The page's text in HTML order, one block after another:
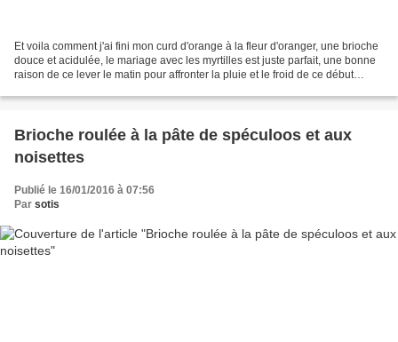
Et voila comment j'ai fini mon curd d'orange à la fleur d'oranger, une brioche
douce et acidulée, le mariage avec les myrtilles est juste parfait, une bonne
raison de ce lever le matin pour affronter la pluie et le froid de ce début
Brioche roulée à la pâte de spéculoos et aux
noisettes
Publié le 16/01/2016 à 07:56
Par sotis